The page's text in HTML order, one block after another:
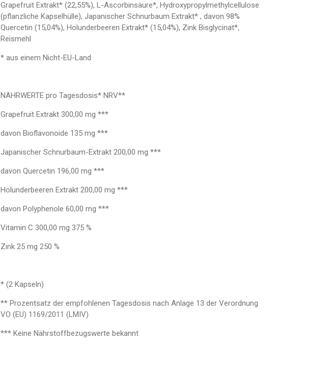
Grapefruit Extrakt* (22,55%), L-Ascorbinsäure*, Hydroxypropylmethylcellulose
(pflanzliche Kapselhülle), Japanischer Schnurbaum Extrakt* , davon 98%
Quercetin (15,04%), Holunderbeeren Extrakt* (15,04%), Zink Bisglycinat*,
Reismehl
* aus einem Nicht-EU-Land
NÄHRWERTE pro Tagesdosis* NRV**
Grapefruit Extrakt 300,00 mg ***
davon Bioflavonoide 135 mg ***
Japanischer Schnurbaum-Extrakt 200,00 mg ***
davon Quercetin 196,00 mg ***
Holunderbeeren Extrakt 200,00 mg ***
davon Polyphenole 60,00 mg ***
Vitamin C 300,00 mg 375 %
Zink 25 mg 250 %
* (2 Kapseln)
** Prozentsatz der empfohlenen Tagesdosis nach Anlage 13 der Verordnung
VO (EU) 1169/2011 (LMIV)
*** Keine Nährstoffbezugswerte bekannt